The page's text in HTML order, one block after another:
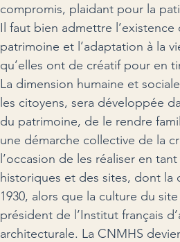
compromis, plaidant pour la
Il faut bien admettre
patrimoine et l’adaptation à la
qu’elles ont de créatif pour en
La dimension humaine et
les citoyens, sera développée
du patrimoine, de le rendre
une démarche collective de la
l’occasion de les réaliser en
historiques et des sites, dont
1930, alors que la culture du
président de l’Institut français
architecturale. La CNMHS